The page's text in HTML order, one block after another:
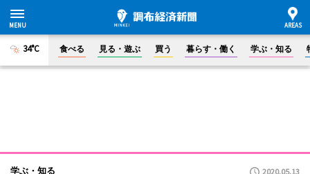
34°C 食べる 見る・遊ぶ 買う 暮らす・働く 学ぶ・知る
学ぶ・知る 2020.05.13